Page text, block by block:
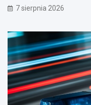
7 sierpnia 2026